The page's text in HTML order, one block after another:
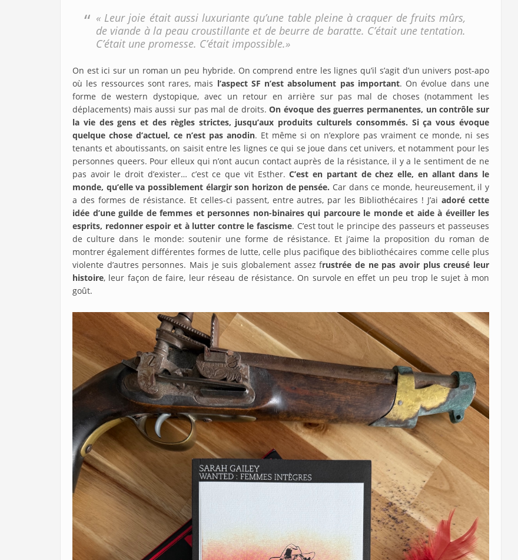
« Leur joie était aussi luxuriante qu’une table pleine à craquer de fruits mûrs,
de viande à la peau croustillante et de beurre de baratte. C’était une tentation.
C’était une promesse. C’était impossible.»
On est ici sur un roman un peu hybride. On comprend entre les lignes qu’il s’agit d’un univers post-apo
où les ressources sont rares, mais l’aspect SF n’est absolument pas important. On évolue dans une
forme de western dystopique, avec un retour en arrière sur pas mal de choses (notamment les
déplacements) mais aussi sur pas mal de droits.On évoque des guerres permanentes, un contrôle sur
la vie des gens et des règles strictes, jusqu’aux produits culturels consommés. Si ça vous évoque
quelque chose d’actuel, ce n’est pas anodin. Et même si on n’explore pas vraiment ce monde, ni ses
tenants et aboutissants, on saisit entre les lignes ce qui se joue dans cet univers, et notamment pour les
personnes queers. Pour elleux qui n’ont aucun contact auprès de la résistance, il y a le sentiment de ne
pas avoir le droit d’exister… c’est ce que vit Esther.C’est en partant de chez elle, en allant dans le
monde, qu’elle va possiblement élargir son horizon de pensée. Car dans ce monde, heureusement, il y
a des formes de résistance. Et celles-ci passent, entre autres, par les Bibliothécaires ! J’aiadoré cette
idée d’une guilde de femmes et personnes non-binaires qui parcoure le monde et aide à éveiller les
esprits, redonner espoir et à lutter contre le fascisme. C’est tout le principe des passeurs et passeuses
de culture dans le monde: soutenir une forme de résistance. Et j’aime la proposition du roman de
montrer également différentes formes de lutte, celle plus pacifique des bibliothécaires comme celle plus
violente d’autres personnes. Mais je suis globalement assez frustrée de ne pas avoir plus creusé leur
histoire, leur façon de faire, leur réseau de résistance. On survole en effet un peu trop le sujet à mon
goût.